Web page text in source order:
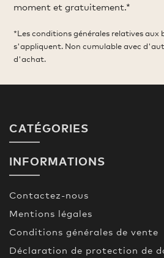
moment et gratuitement.*
*Les conditions générales relatives aux
s'appliquent. Non cumulable avec
d'achat.
CATÉGORIES
INFORMATIONS
Contactez-nous
Mentions légales
Conditions générales de vente
Déclaration de protection de